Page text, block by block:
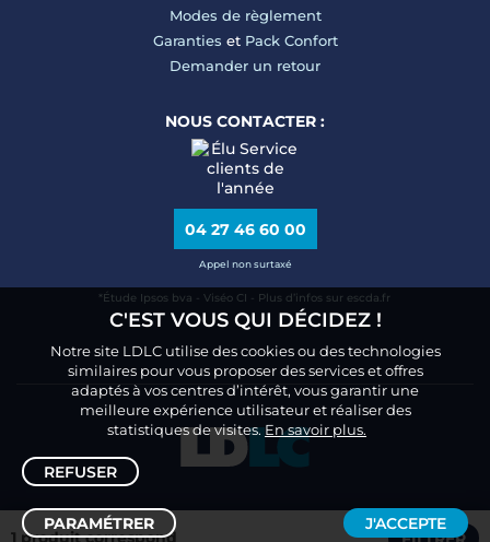
C'EST VOUS QUI DÉCIDEZ !
Notre site LDLC utilise des cookies ou des technologies
similaires pour vous proposer des services et offres
adaptés à vos centres d’intérêt, vous garantir une
meilleure expérience utilisateur et réaliser des
statistiques de visites.En savoir plus.
REFUSER
PARAMÉTRER J'ACCEPTE
1 produit correspond
Modes de règlement
Garanties et Pack Confort
Demander un retour
NOUS CONTACTER :
04 27 46 60 00
Appel non surtaxé
*Étude Ipsos bva - Viséo CI - Plus d’infos sur escda.fr